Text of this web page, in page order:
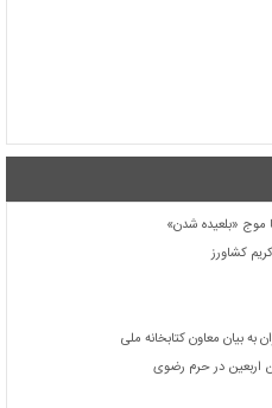
موج «بلعیده شدن»
کشاورز
بیان معاون کتابخانه ملی
اربعین در حرم رضوی